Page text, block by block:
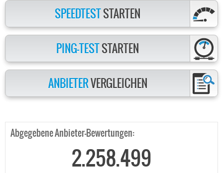
SPEEDTESTSTARTEN
PING-TESTSTARTEN
ANBIETERVERGLEICHEN
Abgegebene Anbieter-Bewertungen:
2.258.499